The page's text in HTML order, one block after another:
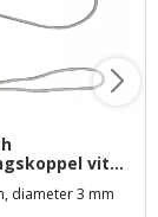
vit
silverfärgad
diameter 3 mm